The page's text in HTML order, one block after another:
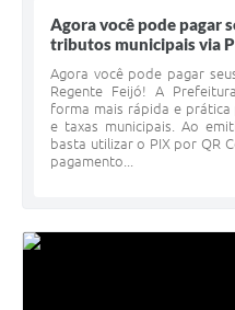
Agora você pode pagar
tributos municipais via
Agora você pode pagar
Regente Feijó! A
forma mais rápida e
e taxas municipais. Ao
basta utilizar o PIX por QR
pagamento...